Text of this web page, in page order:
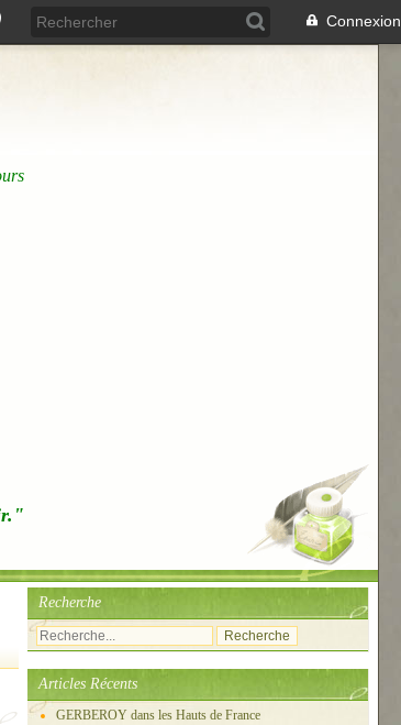
Connexion
Recherche
Articles Récents
GERBEROY dans les Hauts de France